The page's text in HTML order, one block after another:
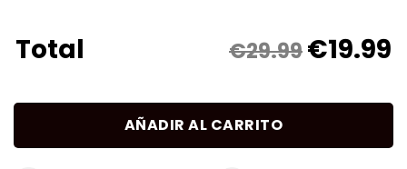
Total €29.99€19.99
AÑADIR AL CARRITO